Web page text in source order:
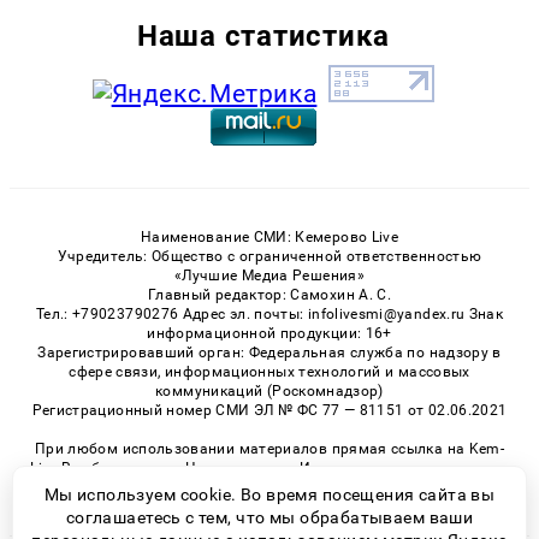
Наша статистика
Наименование СМИ: Кемерово Live
Учредитель: Общество с ограниченной ответственностью
«Лучшие Медиа Решения»
Главный редактор: Самохин А. С.
Тел.: +79023790276 Адрес эл. почты: infolivesmi@yandex.ru Знак
информационной продукции: 16+
Зарегистрировавший орган: Федеральная служба по надзору в
сфере связи, информационных технологий и массовых
коммуникаций (Роскомнадзор)
Регистрационный номер СМИ ЭЛ № ФС 77 — 81151 от 02.06.2021
При любом использовании материалов прямая ссылка на Kem-
Live.Ru обязательна. Цитирование в Интернете возможно только
при наличии письменного разрешения.
Мы используем cookie. Во время посещения сайта вы
соглашаетесь с тем, что мы обрабатываем ваши